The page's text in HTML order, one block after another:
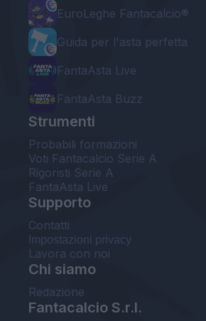
EuroLeghe Fantacalcio®
Guida per l'asta perfetta
FantaAsta Live
FantaAsta Buzz
Strumenti
Probabili formazioni
Voti Fantacalcio Serie A
Rigoristi Serie A
FantaAsta Live
Supporto
Contatti
Impostazioni privacy
Lavora con noi
Chi siamo
Redazione
Fantacalcio S.r.l.